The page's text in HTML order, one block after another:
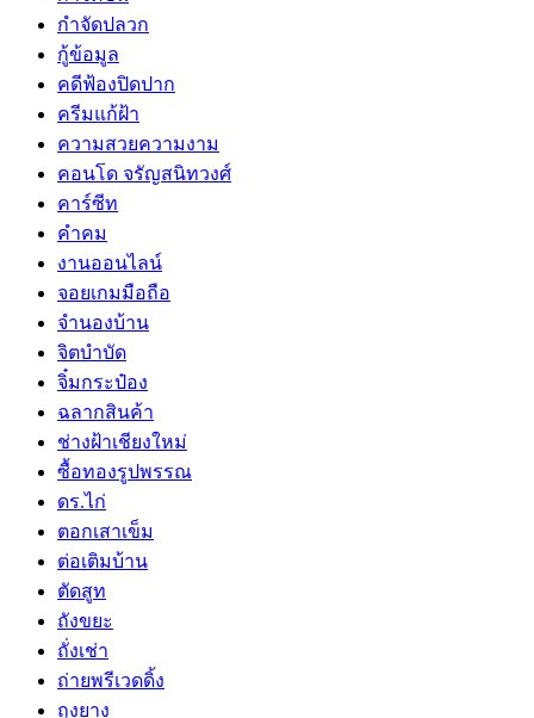
กำจัดปลวก
กู้ข้อมูล
คดีฟ้องปิดปาก
ครีมแก้ฝ้า
ความสวยความงาม
คอนโด จรัญสนิทวงศ์
คาร์ซีท
คำคม
งานออนไลน์
จอยเกมมือถือ
จำนองบ้าน
จิตบำบัด
จิ๋มกระป๋อง
ฉลากสินค้า
ช่างฝ้าเชียงใหม่
ซื้อทองรูปพรรณ
ดร.ไก่
ตอกเสาเข็ม
ต่อเติมบ้าน
ตัดสูท
ถังขยะ
ถั่งเช่า
ถ่ายพรีเวดดิ้ง
ถุงยาง